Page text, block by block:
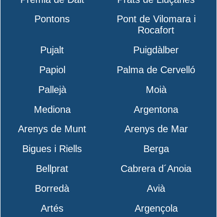
Pontons
Pont de Vilomara i
Rocafort
Pujalt
Puigdàlber
Papiol
Palma de Cervelló
Pallejà
Moià
Mediona
Argentona
Arenys de Munt
Arenys de Mar
Bigues i Riells
Berga
Bellprat
Cabrera d´Anoia
Borredà
Avià
Artés
Argençola